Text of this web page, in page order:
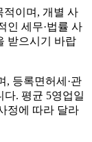
적이며, 개별 사
인 세무·법률 사
받으시기 바랍
, 등록면허세·관
다. 평균 5영업일
정에 따라 달라